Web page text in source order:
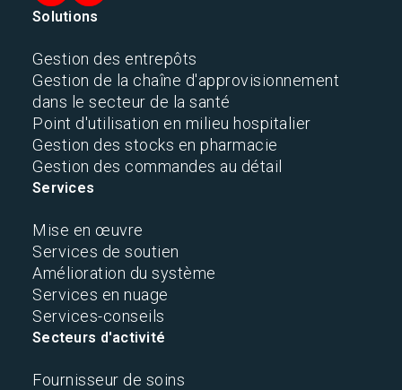
Solutions
Gestion des entrepôts
Gestion de la chaîne d'approvisionnement
dans le secteur de la santé
Point d'utilisation en milieu hospitalier
Gestion des stocks en pharmacie
Gestion des commandes au détail
Services
Mise en œuvre
Services de soutien
Amélioration du système
Services en nuage
Services-conseils
Secteurs d'activité
Fournisseur de soins